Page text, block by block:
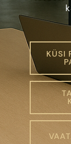
KÜSI